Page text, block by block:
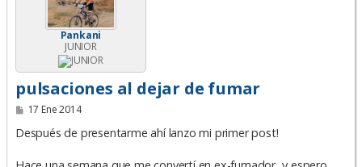
Pankani
JUNIOR
pulsaciones al dejar de fumar
M
n
17 Ene 2014
Después de presentarme ahí lanzo mi primer post!